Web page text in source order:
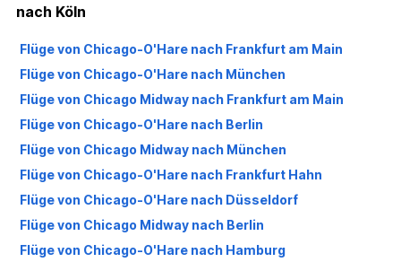
nach Köln
Flüge von Chicago-O'Hare nach Frankfurt am Main
Flüge von Chicago-O'Hare nach München
Flüge von Chicago Midway nach Frankfurt am Main
Flüge von Chicago-O'Hare nach Berlin
Flüge von Chicago Midway nach München
Flüge von Chicago-O'Hare nach Frankfurt Hahn
Flüge von Chicago-O'Hare nach Düsseldorf
Flüge von Chicago Midway nach Berlin
Flüge von Chicago-O'Hare nach Hamburg